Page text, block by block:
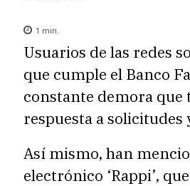
1 min.
Usuarios de las redes
que cumple el Banco
constante demora
respuesta a
Así mismo, han
electrónico ‘Rappi’,